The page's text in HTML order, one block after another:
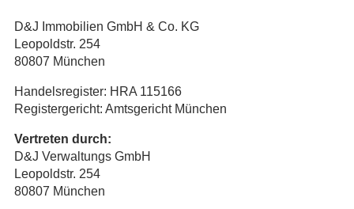
D&J Immobilien GmbH & Co. KG
Leopoldstr. 254
80807 München
Handelsregister: HRA 115166
Registergericht: Amtsgericht München
Vertreten durch:
D&J Verwaltungs GmbH
Leopoldstr. 254
80807 München